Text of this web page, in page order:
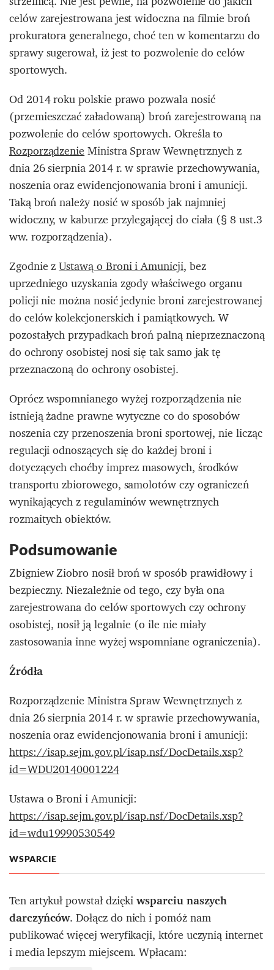
celów zarejestrowana jest widoczna na filmie broń
prokuratora generalnego, choć ten w komentarzu do
sprawy sugerował, iż jest to pozwolenie do celów
sportowych.
Od 2014 roku polskie prawo pozwala nosić
(przemieszczać załadowaną) broń zarejestrowaną na
pozwolenie do celów sportowych. Określa to
RozporządzenieMinistra Spraw Wewnętrznych z
dnia 26 sierpnia 2014 r. w sprawie przechowywania,
noszenia oraz ewidencjonowania broni i amunicji.
Taką broń należy nosić w sposób jak najmniej
widoczny, w kaburze przylegającej do ciała (§ 8 ust.3
ww. rozporządzenia).
Zgodnie zUstawą o Broni i Amunicji, bez
uprzedniego uzyskania zgody właściwego organu
policji nie można nosić jedynie broni zarejestrowanej
do celów kolekcjonerskich i pamiątkowych. W
pozostałych przypadkach broń palną nieprzeznaczoną
do ochrony osobistej nosi się tak samo jak tę
przeznaczoną do ochrony osobistej.
Oprócz wspomnianego wyżej rozporządzenia nie
istnieją żadne prawne wytyczne co do sposobów
noszenia czy przenoszenia broni sportowej, nie licząc
regulacji odnoszących się do każdej broni i
dotyczących choćby imprez masowych, środków
transportu zbiorowego, samolotów czy ograniczeń
wynikających z regulaminów wewnętrznych
rozmaitych obiektów.
Podsumowanie
Zbigniew Ziobro nosił broń w sposób prawidłowy i
bezpieczny. Niezależnie od tego, czy była ona
zarejestrowana do celów sportowych czy ochrony
osobistej, nosił ją legalnie (o ile nie miały
zastosowania inne wyżej wspomniane ograniczenia).
Źródła
Rozporządzenie Ministra Spraw Wewnętrznych z
dnia 26 sierpnia 2014 r. w sprawie przechowywania,
noszenia oraz ewidencjonowania broni i amunicji:
https://isap.sejm.gov.pl/isap.nsf/DocDetails.xsp?
id=WDU20140001224
Ustawa o Broni i Amunicji:
https://isap.sejm.gov.pl/isap.nsf/DocDetails.xsp?
id=wdu19990530549
WSPARCIE
Ten artykuł powstał dziękiwsparciu naszych
darczyńców. Dołącz do nich i pomóż nam
publikować więcej weryfikacji, które uczynią internet
i media lepszym miejscem. Wpłacam: